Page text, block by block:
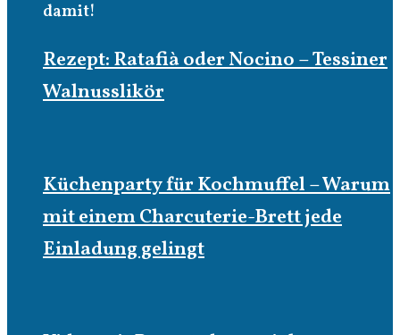
damit!
Rezept: Ratafià oder Nocino – Tessiner
Walnusslikör
Küchenparty für Kochmuffel – Warum
mit einem Charcuterie-Brett jede
Einladung gelingt